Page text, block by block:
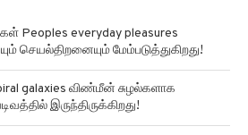
everyday pleasures
செயல்திறனையும் மேம்படுத்துகிறது!
galaxies விண்மீன் சுழல்களாக
இருந்திருக்கிறது!